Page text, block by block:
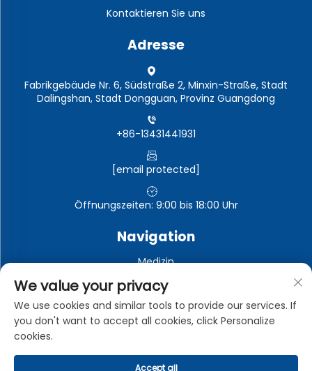
Kontaktieren Sie uns
Adresse
Fabrikgebäude Nr. 6, Südstraße 2, Minxin-Straße, Stadt
Dalingshan, Stadt Dongguan, Provinz Guangdong
+86-13431441931
[email protected]
Öffnungszeiten: 9:00 bis 18:00 Uhr
Navigation
Medizin
Automobil-Elektronik
Elektronische und elektrische Geräte
Industrie
We value your privacy
We use cookies and similar tools to provide our services. If
you don't want to accept all cookies, click Personalize
cookies.
Accept all